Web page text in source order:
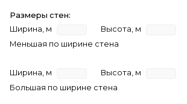
Размеры стен:
Ширина, м
Высота, м
Меньшая по ширине стена
Ширина, м
Высота, м
Большая по ширине стена